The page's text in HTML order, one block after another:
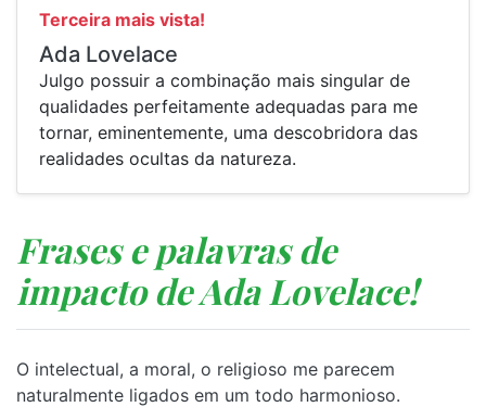
Terceira mais vista!
Ada Lovelace
Julgo possuir a combinação mais singular de
qualidades perfeitamente adequadas para me
tornar, eminentemente, uma descobridora das
realidades ocultas da natureza.
Frases e palavras de
impacto de Ada Lovelace!
O intelectual, a moral, o religioso me parecem
naturalmente ligados em um todo harmonioso.